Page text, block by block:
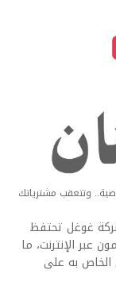
وتتعقب مشترياتك
غوغل تحتفظ
عبر الإنترنت، ما
الخاص به على